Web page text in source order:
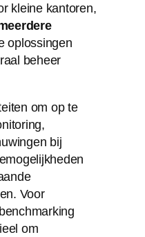
kleine kantoren,
oplossingen
beheer
om op te
bij
Voor
om